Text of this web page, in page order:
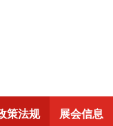
策法规 展会信息